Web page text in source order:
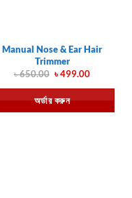
Manual Nose & Ear Hair
Trimmer
৳650.00 Original
was:
৳ 650.00.
৳499.00Current
is:
৳ 499.00.
অর্ডার করুন